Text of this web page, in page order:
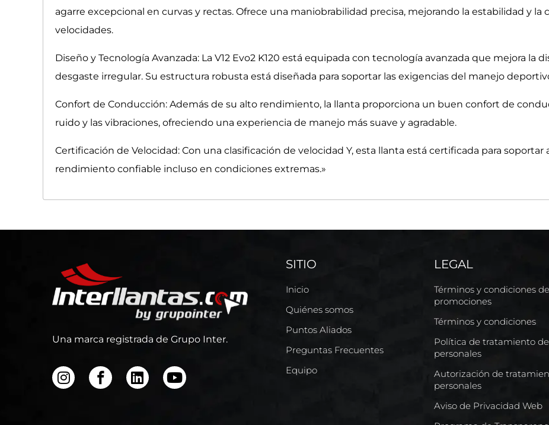
agarre excepcional en curvas y rectas. Ofrece una maniobrabilidad precisa, mejorando la estabilidad y la
velocidades.
Diseño y Tecnología Avanzada: La V12 Evo2 K120 está equipada con tecnología avanzada que mejora la
desgaste irregular. Su estructura robusta está diseñada para soportar las exigencias del manejo
Confort de Conducción: Además de su alto rendimiento, la llanta proporciona un buen confort de
ruido y las vibraciones, ofreciendo una experiencia de manejo más suave y agradable.
Certificación de Velocidad: Con una clasificación de velocidad Y, esta llanta está certificada para
rendimiento confiable incluso en condiciones extremas.»
Una marca registrada de Grupo Inter.
SITIO
Inicio
Quiénes somos
Puntos Aliados
Preguntas Frecuentes
Equipo
LEGAL
Términos y condiciones de
promociones
Términos y condiciones
Política de tratamiento
personales
Autorización de
personales
Aviso de Privacidad Web